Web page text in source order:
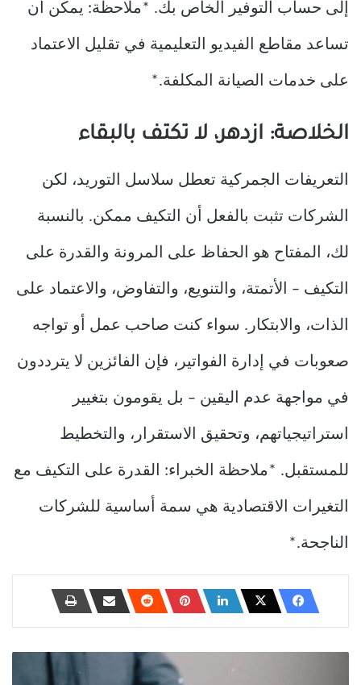
إلى حساب التوفير الخاص بك. *ملاحظة: يمكن أن
تساعد مقاطع الفيديو التعليمية في تقليل الاعتماد
على خدمات الصيانة المكلفة.*
الخلاصة: ازدهر، لا تكتف بالبقاء
التعريفات الجمركية تعطل سلاسل التوريد، لكن
الشركات تثبت بالفعل أن التكيف ممكن. بالنسبة
لك، المفتاح هو الحفاظ على المرونة والقدرة على
التكيف – الأتمتة، والتنويع، والتفاوض، والاعتماد على
الذات، والابتكار. سواء كنت صاحب عمل أو تواجه
صعوبات في إدارة الفواتير، فإن الفائزين لا يترددون
في مواجهة عدم اليقين – بل يقومون بتغيير
استراتيجياتهم، وتحقيق الاستقرار، والتخطيط
للمستقبل. *ملاحظة الخبراء: القدرة على التكيف مع
التغيرات الاقتصادية هي سمة أساسية للشركات
الناجحة.*